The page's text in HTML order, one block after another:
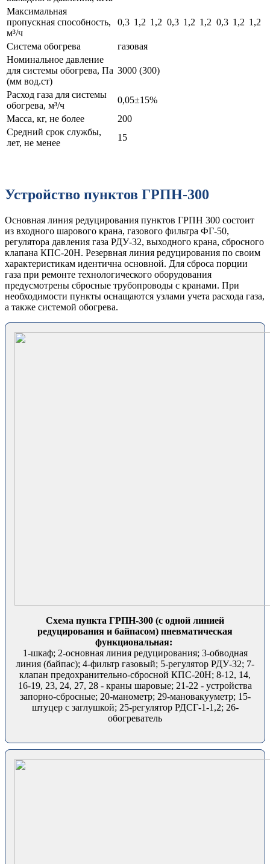
Максимальная
пропускная способность,
м³/ч
0,3 1,2 1,2 0,3 1,2 1,2 0,3 1,2 1,2
Система обогрева
газовая
Номинальное давление
для системы обогрева, Па
(мм вод.ст)
3000 (300)
Расход газа для системы
обогрева, м³/ч
0,05±15%
Масса, кг, не более
200
Средний срок службы,
лет, не менее
15
Устройство пунктов ГРПН-300
Основная линия редуцирования пунктов ГРПН 300 состоит
из входного шарового крана, газового фильтра ФГ-50,
регулятора давления газа РДУ-32, выходного крана, сбросного
клапана КПС-20Н. Резервная линия редуцирования по своим
характеристикам идентична основной. Для сброса порции
газа при ремонте технологического оборудования
предусмотрены сбросные трубопроводы с кранами. При
необходимости пункты оснащаются узлами учета расхода газа,
а также системой обогрева.
Схема пункта ГРПН-300 (с одной линией
редуцирования и байпасом) пневматическая
функциональная:
1-шкаф; 2-основная линия редуцирования; 3-обводная
линия (байпас); 4-фильтр газовый; 5-регулятор РДУ-32; 7-
клапан предохранительно-сбросной КПС-20Н; 8-12, 14,
16-19, 23, 24, 27, 28 - краны шаровые; 21-22 - устройства
запорно-сбросные; 20-манометр; 29-мановакууметр; 15-
штуцер с заглушкой; 25-регулятор РДСГ-1-1,2; 26-
обогреватель